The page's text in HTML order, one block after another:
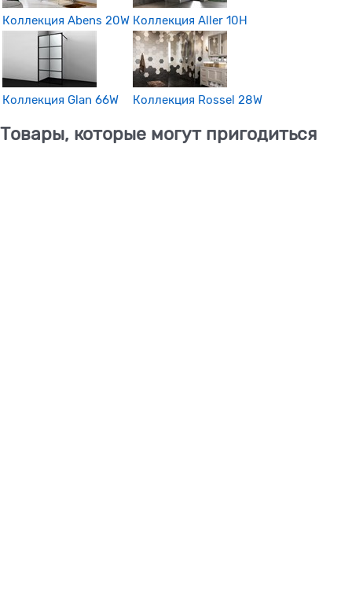
Коллекция Abens 20W Коллекция Aller 10H
Коллекция Glan 66W Коллекция Rossel 28W
Товары, которые могут пригодиться